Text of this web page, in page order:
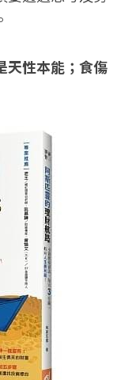
天性本能；食傷